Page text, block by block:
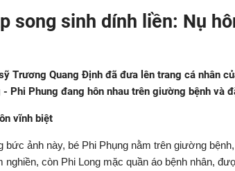
song sinh dính liền: Nụ
Trương Quang Định đã đưa lên trang cá nhân
- Phi Phung đang hôn nhau trên giường bệnh và
vĩnh biệt
bức ảnh này, bé Phi Phụng nằm trên giường
nghiền, còn Phi Long mặc quần áo bệnh nhân,